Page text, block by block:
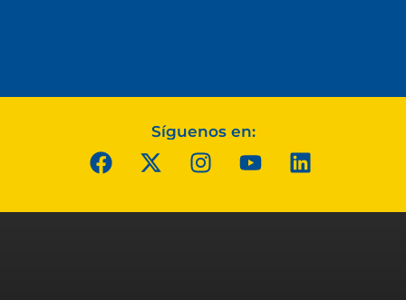
Síguenos en: